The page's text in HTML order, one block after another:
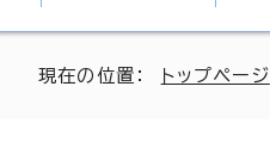
現在の位置： トップページ